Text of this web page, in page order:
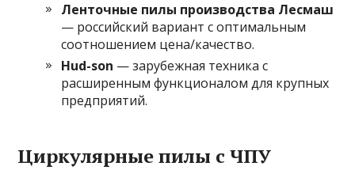
Ленточные пилы производства Лесмаш
— российский вариант с оптимальным
соотношением цена/качество.
Hud-son — зарубежная техника с
расширенным функционалом для крупных
предприятий.
Циркулярные пилы с ЧПУ